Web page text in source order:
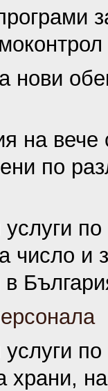
нови
на
по
услуги
число и
в
услуги
храни,